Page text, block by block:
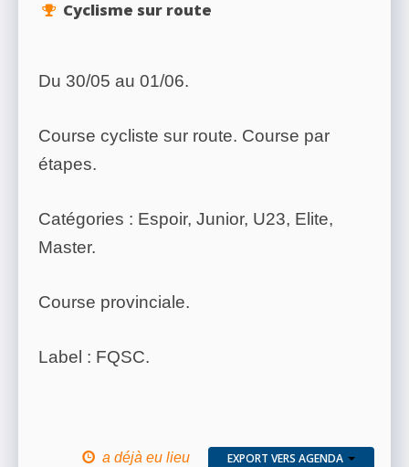
Cyclisme sur route
Du 30/05 au 01/06.
Course cycliste sur route. Course par
étapes.
Catégories : Espoir, Junior, U23, Elite,
Master.
Course provinciale.
Label : FQSC.
a déjà eu lieu
EXPORT VERS AGENDA